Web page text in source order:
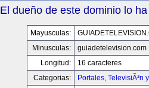
El dueño de este dominio lo
Mayusculas:
Minusculas:
guiadetelevision.com
Longitud:
16 caracteres
Categorias:
Portales, TelevisiÃ³n